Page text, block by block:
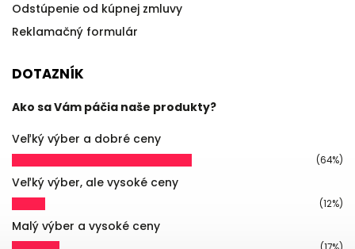
Odstúpenie od kúpnej zmluvy
Reklamačný formulár
DOTAZNÍK
Ako sa Vám páčia naše produkty?
Veľký výber a dobré ceny
(64%)
Veľký výber, ale vysoké ceny
(12%)
Malý výber a vysoké ceny